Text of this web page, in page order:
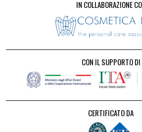
IN COLLABORAZIONE
CON IL SUPPORTO DI
CERTIFICATO DA